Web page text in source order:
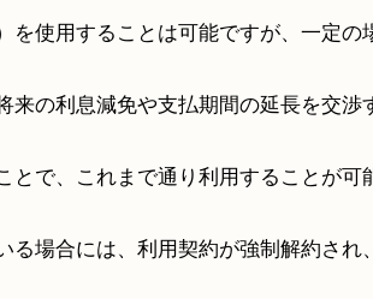
使用することは可能ですが、一定の
来の利息減免や支払期間の延長を交
で、これまで通り利用することが可
る場合には、利用契約が強制解約さ